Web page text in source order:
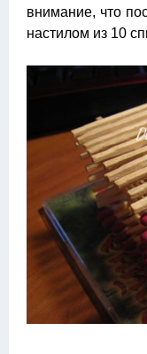
внимание, что
настилом из 10